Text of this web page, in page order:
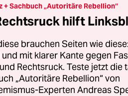
+ Sachbuch „Autoritäre Rebellion“
hilft
brauchen Seiten wie
mit klarer Kante gegen
Rechtsruck. Teste jetzt die
„Autoritäre Rebellion“ von
Experten Andreas